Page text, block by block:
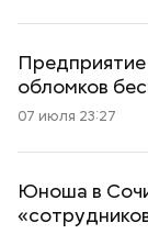
Предприятие
обломков
07 июля 23:27
Юноша в